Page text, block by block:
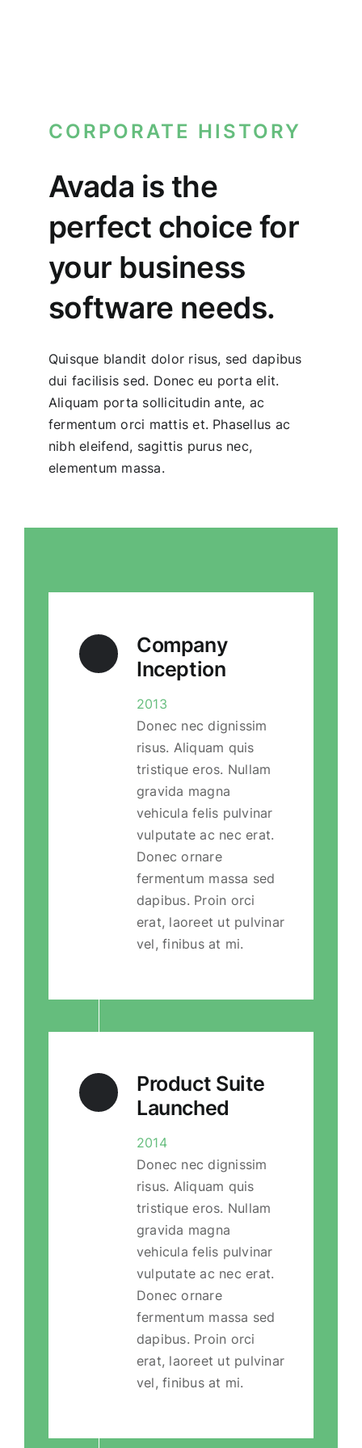
CORPORATE HISTORY
Avada is the
perfect choice for
your business
software needs.
Quisque blandit dolor risus, sed dapibus
dui facilisis sed. Donec eu porta elit.
Aliquam porta sollicitudin ante, ac
fermentum orci mattis et. Phasellus ac
nibh eleifend, sagittis purus nec,
elementum massa.
Company
Inception
2013
Donec nec dignissim
risus. Aliquam quis
tristique eros. Nullam
gravida magna
vehicula felis pulvinar
vulputate ac nec erat.
Donec ornare
fermentum massa sed
dapibus. Proin orci
erat, laoreet ut pulvinar
vel, finibus at mi.
Product Suite
Launched
2014
Donec nec dignissim
risus. Aliquam quis
tristique eros. Nullam
gravida magna
vehicula felis pulvinar
vulputate ac nec erat.
Donec ornare
fermentum massa sed
dapibus. Proin orci
erat, laoreet ut pulvinar
vel, finibus at mi.